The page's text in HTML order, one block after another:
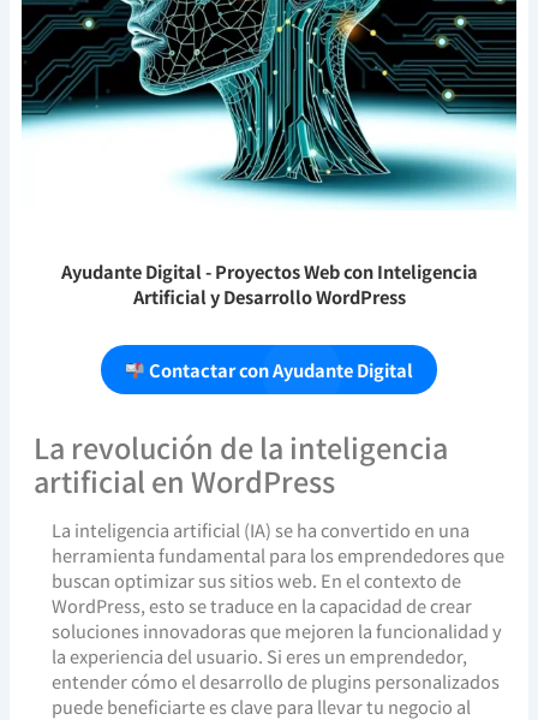
Ayudante Digital- Proyectos Web con Inteligencia
Artificial y Desarrollo WordPress
Contactar con Ayudante Digital
La revolución de la inteligencia
artificial en WordPress
La inteligencia artificial (IA) se ha convertido en una
herramienta fundamental para los emprendedores que
buscan optimizar sus sitios web. En el contexto de
WordPress, esto se traduce en la capacidad de crear
soluciones innovadoras que mejoren la funcionalidad y
la experiencia del usuario. Si eres un emprendedor,
entender cómo el desarrollo de plugins personalizados
puede beneficiarte es clave para llevar tu negocio al